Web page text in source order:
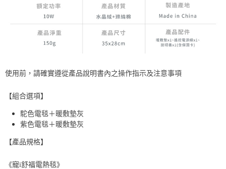
使用前，請確實遵從產品說明書內之操作指示及注意事項
【組合選項】
駝色電毯＋暖敷墊灰
紫色電毯＋暖敷墊灰
【產品規格】
《寵i舒福電熱毯》